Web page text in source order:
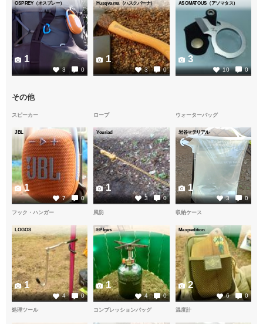
OSPREY（オスプレー）
3 0
1
Husqvarna（ハスクバーナ）
3 0
1
ASOMATOUS（アソマタス）
10 0
3
その他
スピーカー
JBL
7 0
1
ロープ
Youriad
3 0
1
ウォーターバッグ
岩谷マテリアル
3 0
1
フック・ハンガー
LOGOS
4 0
1
風防
EPIgas
4 0
1
収納ケース
Maxpedition
6 0
2
処理ツール コンプレッションバッグ 温度計